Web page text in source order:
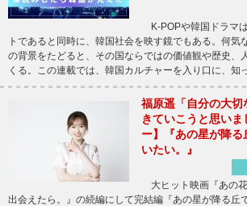
K-POPや韓国ドラマ
トであると同時に、韓国社会を映す鏡でもある。何気
の背景をたどると、その国ならではの価値観や歴史、
くる。この連載では、韓国カルチャーを入り口に、知
福原遥「自分の大切
きていこうと思い
ー】『あの星が降
いたい。』
大ヒット映画『あの
出会えたら。』の続編にして完結編『あの星が降る丘